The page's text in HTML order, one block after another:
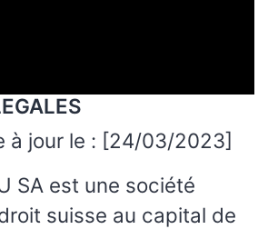
à jour le : [24/03/2023]
SA est une société
suisse au capital de